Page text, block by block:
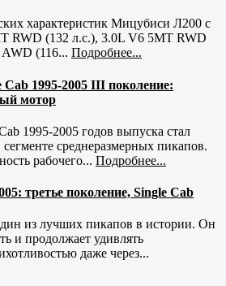
характеристик Мицубиси Л200 с
RWD (132 л.с.), 3.0L V6 5MT RWD
(116... Подробнее...
1995-2005 III поколение:
мотор
1995-2005 годов выпуска стал
среднеразмерных пикапов.
рабочего... Подробнее...
третье поколение, Single Cab
из лучших пикапов в истории. Он
и продолжает удивлять
даже через...